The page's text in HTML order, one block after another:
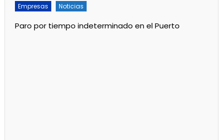
Empresas Noticias
Paro por tiempo indeterminado en el Puerto